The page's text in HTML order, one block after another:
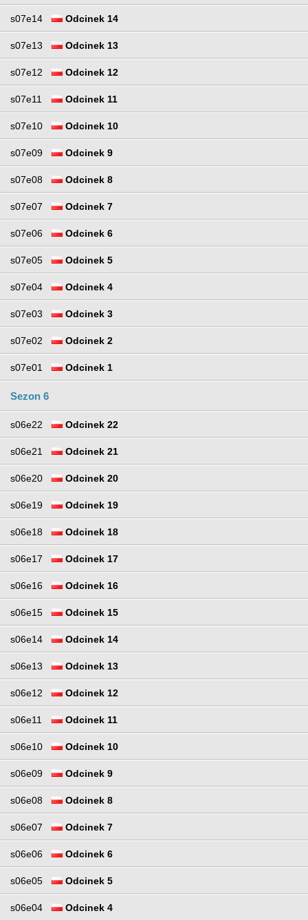
s07e14 Odcinek 14
s07e13 Odcinek 13
s07e12 Odcinek 12
s07e11 Odcinek 11
s07e10 Odcinek 10
s07e09 Odcinek 9
s07e08 Odcinek 8
s07e07 Odcinek 7
s07e06 Odcinek 6
s07e05 Odcinek 5
s07e04 Odcinek 4
s07e03 Odcinek 3
s07e02 Odcinek 2
s07e01 Odcinek 1
Sezon 6
s06e22 Odcinek 22
s06e21 Odcinek 21
s06e20 Odcinek 20
s06e19 Odcinek 19
s06e18 Odcinek 18
s06e17 Odcinek 17
s06e16 Odcinek 16
s06e15 Odcinek 15
s06e14 Odcinek 14
s06e13 Odcinek 13
s06e12 Odcinek 12
s06e11 Odcinek 11
s06e10 Odcinek 10
s06e09 Odcinek 9
s06e08 Odcinek 8
s06e07 Odcinek 7
s06e06 Odcinek 6
s06e05 Odcinek 5
s06e04 Odcinek 4